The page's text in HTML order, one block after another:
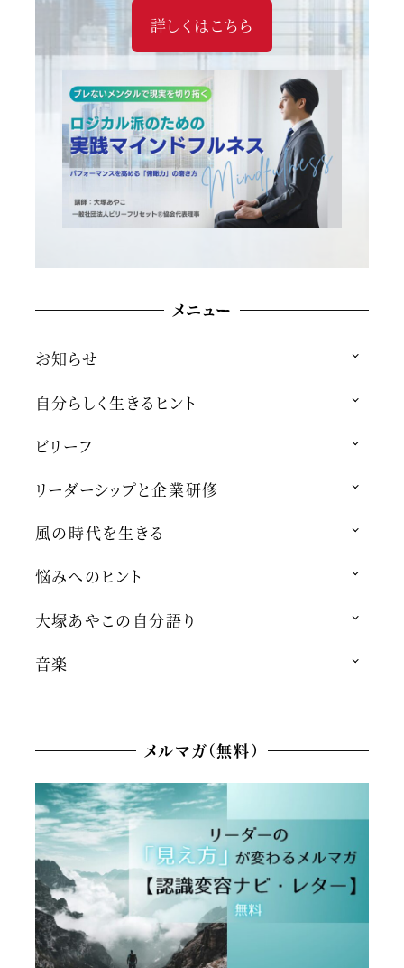
詳しくはこちら
メニュー
お知らせ
自分らしく生きるヒント
ビリーフ
リーダーシップと企業研修
風の時代を生きる
悩みへのヒント
大塚あやこの自分語り
音楽
メルマガ（無料）